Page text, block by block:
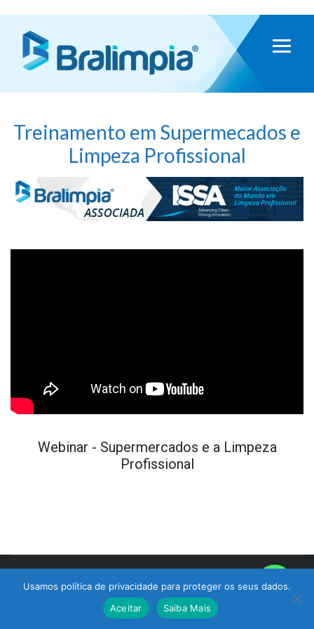
Treinamento em Supermecados e
Limpeza Profissional
Webinar - Supermercados e a Limpeza
Profissional
Usamos política de privacidade para proteger os seus dados.
Aceitar
Saiba Mais
Atendimento